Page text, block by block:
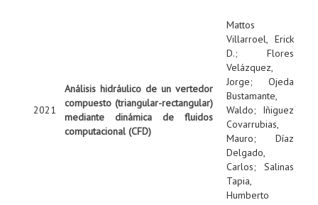
2021
Análisis hidráulico de un vertedor
compuesto (triangular-rectangular)
mediante dinámica de fluidos
computacional (CFD)
Mattos
Villarroel, Erick
D.; Flores
Velázquez,
Jorge; Ojeda
Bustamante,
Waldo; Iñiguez
Covarrubias,
Mauro; Díaz
Delgado,
Carlos; Salinas
Tapia,
Humberto